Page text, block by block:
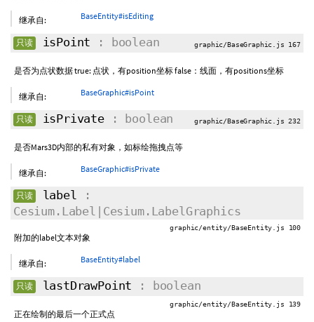
继承自: BaseEntity#isEditing
只读 isPoint : boolean graphic/BaseGraphic.js 167
是否为点状数据 true: 点状，有position坐标 false：线面，有positions坐标
继承自: BaseGraphic#isPoint
只读 isPrivate : boolean graphic/BaseGraphic.js 232
是否Mars3D内部的私有对象，如标绘拖拽点等
继承自: BaseGraphic#isPrivate
只读 label :
Cesium.Label|Cesium.LabelGraphics
graphic/entity/BaseEntity.js 100
附加的label文本对象
继承自: BaseEntity#label
只读 lastDrawPoint : boolean
graphic/entity/BaseEntity.js 139
正在绘制的最后一个正式点